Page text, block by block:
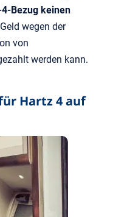
Bezug keinen
wegen der
von
werden kann.
Hartz 4 auf